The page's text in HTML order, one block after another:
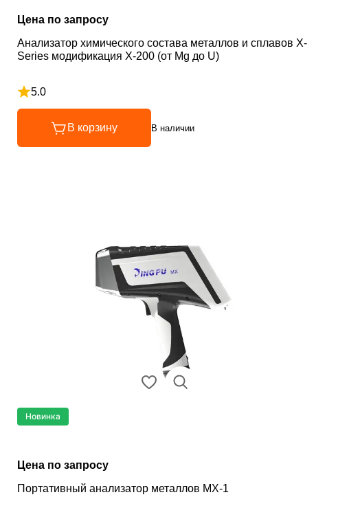
Цена по запросу
Анализатор химического состава металлов и сплавов X-
Series модификация X-200 (от Mg до U)
5.0
Рейтинг 5 из 5
В корзину В наличии
Новинка
Цена по запросу
Портативный анализатор металлов MX-1